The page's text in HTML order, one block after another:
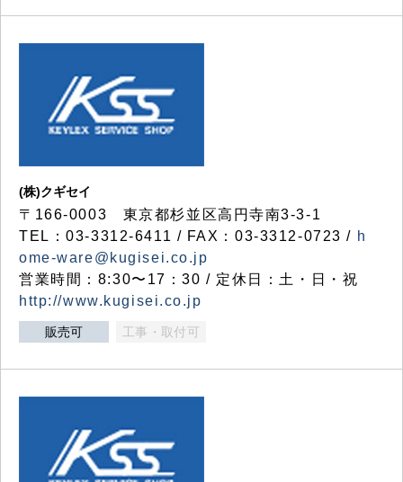
(株)クギセイ
〒166-0003 東京都杉並区高円寺南3-3-1
TEL：03-3312-6411 / FAX：03-3312-0723 / h
ome-ware@kugisei.co.jp
営業時間：8:30〜17：30 / 定休日：土・日・祝
http://www.kugisei.co.jp
販売可 工事・取付可